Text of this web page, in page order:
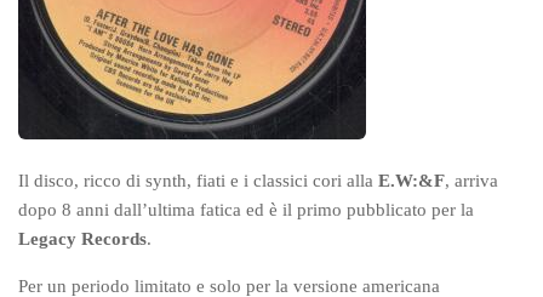
Il disco, ricco di synth, fiati e i classici cori alla E.W:&F, arriva
dopo 8 anni dall’ultima fatica ed è il primo pubblicato per la
Legacy Records.
Per un periodo limitato e solo per la versione americana